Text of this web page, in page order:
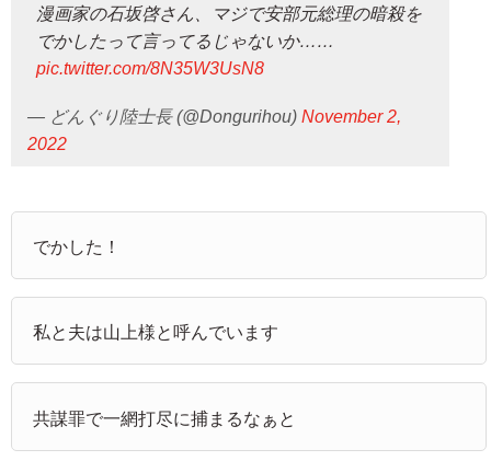
漫画家の石坂啓さん、マジで安部元総理の暗殺を
でかしたって言ってるじゃないか……
pic.twitter.com/8N35W3UsN8
— どんぐり陸士長 (@Dongurihou) November 2,
2022
でかした！
私と夫は山上様と呼んでいます
共謀罪で一網打尽に捕まるなぁと